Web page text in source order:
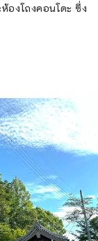
องโถงคอนโดะ ซึ่ง